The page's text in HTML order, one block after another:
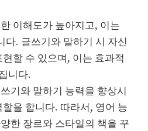
이해도가 높아지고, 이는
다. 글쓰기와 말하기 시 자신
할 수 있으며, 이는 효과적
니다.
기와 말하기 능력을 향상시
을 합니다. 따라서, 영어 능
한 장르와 스타일의 책을 꾸